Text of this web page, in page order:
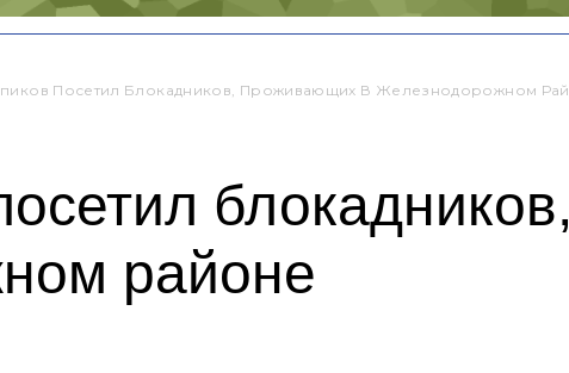
Посетил Блокадников, Проживающих В Железнодорожном
районе